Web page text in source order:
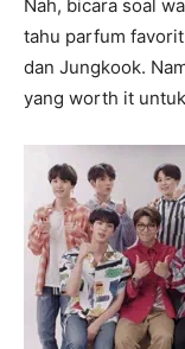
Nah, bicara soal
tahu parfum
dan Jungkook.
yang worth it